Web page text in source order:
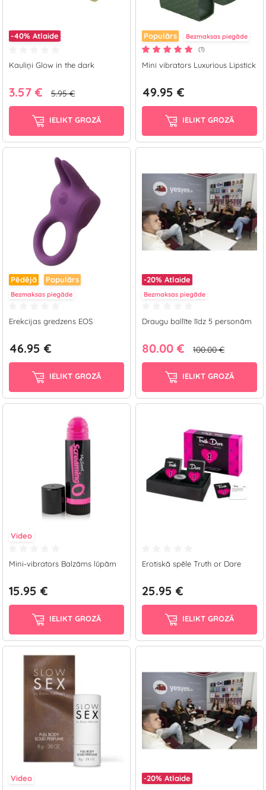
-40% Atlaide
Kauliņi Glow in the dark
3.57 € 5.95 €
IELIKT GROZĀ
Populārs Bezmaksas piegāde
(1)
Mini vibrators Luxurious Lipstick
49.95 €
IELIKT GROZĀ
Pēdējā Populārs
Bezmaksas piegāde
Erekcijas gredzens EOS
46.95 €
IELIKT GROZĀ
-20% Atlaide
Bezmaksas piegāde
Draugu ballīte līdz 5 personām
80.00 € 100.00 €
IELIKT GROZĀ
Video
Mini-vibrators Balzāms lūpām
15.95 €
IELIKT GROZĀ
Erotiskā spēle Truth or Dare
25.95 €
IELIKT GROZĀ
Video -20% Atlaide